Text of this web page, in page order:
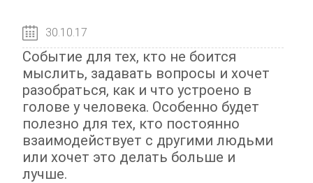
30.10.17
Событие для тех, кто не боится
мыслить, задавать вопросы и хочет
разобраться, как и что устроено в
голове у человека. Особенно будет
полезно для тех, кто постоянно
взаимодействует с другими людьми
или хочет это делать больше и
лучше.